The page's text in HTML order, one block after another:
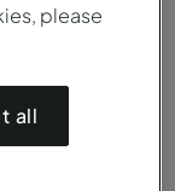
please
all